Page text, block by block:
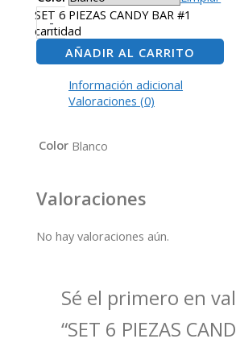
-
SET 6 PIEZAS CANDY BAR #1
cantidad
AÑADIR AL CARRITO
Información adicional
Valoraciones (0)
Color Blanco
Valoraciones
No hay valoraciones aún.
Sé el primero en
“SET 6 PIEZAS